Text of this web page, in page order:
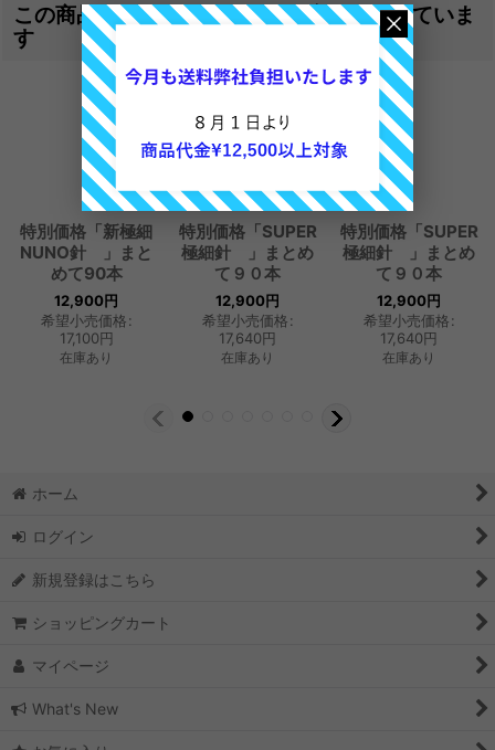
この商品を買った人は、こんな商品も買っていま
す
特別価格「新極細
NUNO針 」まと
めて90本
12,900円
希望小売価格:
17,100円
在庫あり
特別価格「SUPER
極細針 」まとめ
て９０本
12,900円
希望小売価格:
17,640円
在庫あり
特別価格「SUPER
極細針 」まとめ
て９０本
12,900円
希望小売価格:
17,640円
在庫あり
ホーム
ログイン
新規登録はこちら
ショッピングカート
マイページ
What's New